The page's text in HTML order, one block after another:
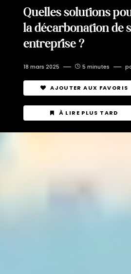
Quelles solutions
la décarbonation de
entreprise ?
18 mars 2025 5 minutes
AJOUTER AUX FAVORIS
À LIRE PLUS TARD